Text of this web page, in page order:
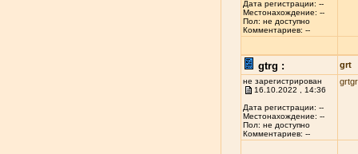
Дата регистрации: --
Местонахождение: --
Пол: не доступно
Комментариев: --
gtrg : grt
не зарегистрирован
16.10.2022 , 14:36
Дата регистрации: --
Местонахождение: --
Пол: не доступно
Комментариев: --